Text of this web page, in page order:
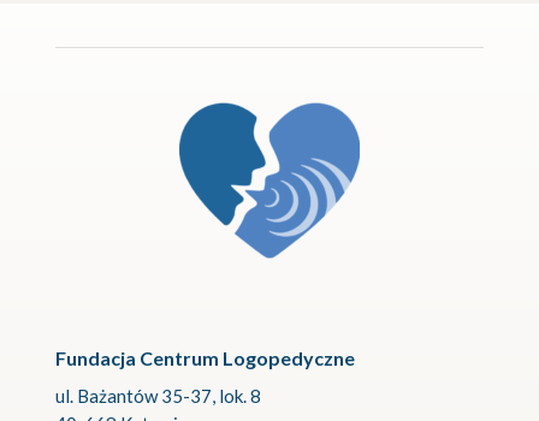
Fundacja Centrum Logopedyczne
ul. Bażantów 35-37, lok. 8